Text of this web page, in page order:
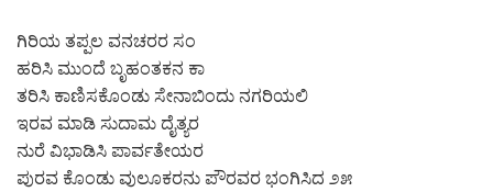
ಗಿರಿಯ ತಪ್ಪಲ ವನಚರರ ಸಂ
ಹರಿಸಿ ಮುಂದೆ ಬೃಹಂತಕನ ಕಾ
ತರಿಸಿ ಕಾಣಿಸಕೊಂಡು ಸೇನಾಬಿಂದು ನಗರಿಯಲಿ
ಇರವ ಮಾಡಿ ಸುದಾಮ ದೈತ್ಯರ
ನುರೆ ವಿಭಾಡಿಸಿ ಪಾರ್ವತೇಯರ
ಪುರವ ಕೊಂಡು ವುಲೂಕರನು ಪೌರವರ ಭಂಗಿಸಿದ ೨೫